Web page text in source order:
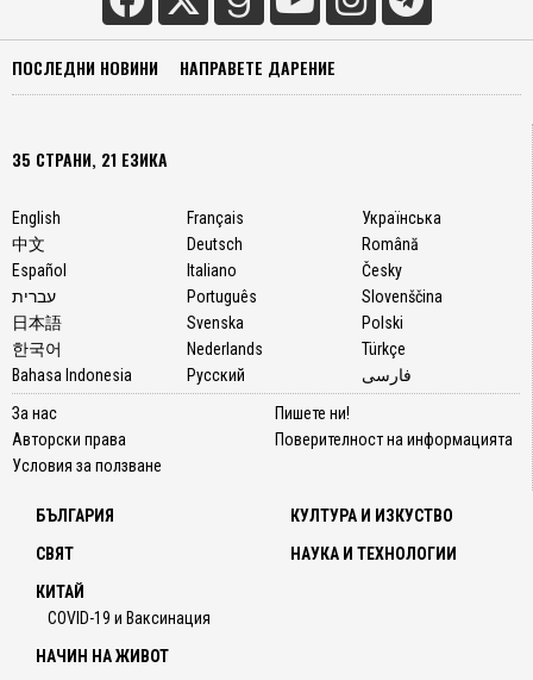
ПОСЛЕДНИ НОВИНИ НАПРАВЕТЕ ДАРЕНИЕ
35 СТРАНИ, 21 ЕЗИКА
English
中文
Español
עברית
日本語
한국어
Bahasa Indonesia
Français
Deutsch
Italiano
Português
Svenska
Nederlands
Русский
Українська
Română
Česky
Slovenščina
Polski
Türkçe
فارسی
За нас
Авторски права
Условия за ползване
Пишете ни!
Поверителност на информацията
БЪЛГАРИЯ
СВЯТ
КИТАЙ
COVID-19 и Ваксинация
КУЛТУРА И ИЗКУСТВО
НАУКА И ТЕХНОЛОГИИ
НАЧИН НА ЖИВОТ